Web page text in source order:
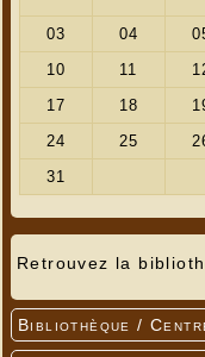
Retrouvez la
Bibliothèque /